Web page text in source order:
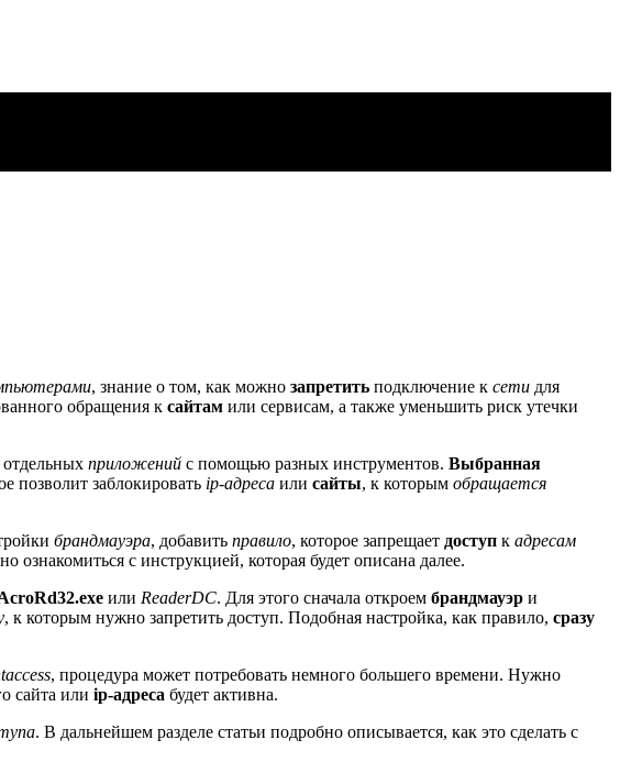
, знание о том, как можно запретить подключение к сети для
обращения к сайтам или сервисам, а также уменьшить риск утечки
отдельных приложений с помощью разных инструментов. Выбранная
позволит заблокировать ip-адреса или сайты, к которым обращается
брандмауэра, добавить правило, которое запрещает доступ к адресам
ознакомиться с инструкцией, которая будет описана далее.
или ReaderDC. Для этого сначала откроем брандмауэр и
, к которым нужно запретить доступ. Подобная настройка, как правило, сразу
, процедура может потребовать немного большего времени. Нужно
сайта или ip-адреса будет активна.
. В дальнейшем разделе статьи подробно описывается, как это сделать с